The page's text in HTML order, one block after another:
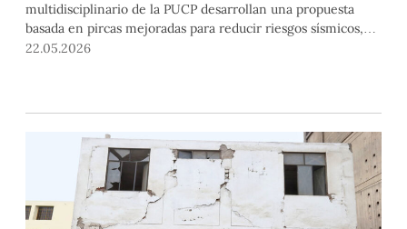
multidisciplinario de la PUCP desarrollan una propuesta
basada en pircas mejoradas para reducir riesgos sísmicos,
fortalecer la resiliencia urbana y promover soluciones
22.05.2026